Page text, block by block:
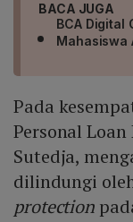
BACA JUGA
BCA Digital
Mahasiswa
Pada
Personal
Sutedja,
dilindungi
protection